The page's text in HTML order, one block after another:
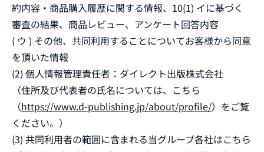
約内容・商品購入履歴に関する情報、10(1) イに基づく
審査の結果、商品レビュー、アンケート回答内容
( ウ ) その他、共同利用することについてお客様から同意
を頂いた情報
(2) 個人情報管理責任者：ダイレクト出版株式会社
（住所及び代表者の氏名については、こちら
（https://www.d-publishing.jp/about/profile/）をご覧
ください。）
(3) 共同利用者の範囲に含まれる当グループ各社はこちら